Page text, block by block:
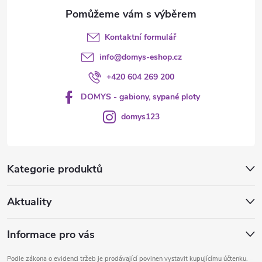
Kategorie produktů
Aktuality
Informace pro vás
Podle zákona o evidenci tržeb je prodávající povinen vystavit kupujícímu účtenku.
Kontaktní formulář
info@domys-eshop.cz
+420 604 269 200
DOMYS - gabiony, sypané ploty
domys123